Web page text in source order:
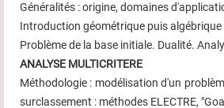
Généralités : origine, domaines
Introduction géométrique puis
Problème de la base initiale. Dualité.
ANALYSE MULTICRITERE
Méthodologie : modélisation d'un
surclassement : méthodes ELECTRE,